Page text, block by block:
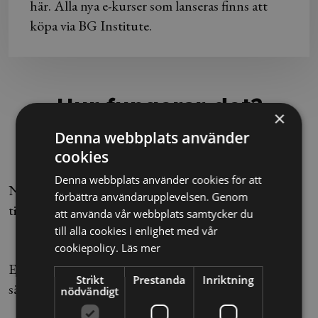
här. Alla nya e-kurser som lanseras finns att
köpa via BG Institute.
Hur fungerar det?
När det är dags för att genomföra kursen har du
tillgång till den via "Mina sidor".
2. Testa dina kunskaper
Efter kursen sätter vi dina kunskaper på prov för att
säkerställa att du har tagit till dig innehållet.
×
Denna webbplats använder
cookies
Denna webbplats använder cookies för att
förbättra användarupplevelsen. Genom
att använda vår webbplats samtycker du
till alla cookies i enlighet med vår
cookiepolicy. Läs mer
Strikt
nödvändigt
Prestanda Inriktning